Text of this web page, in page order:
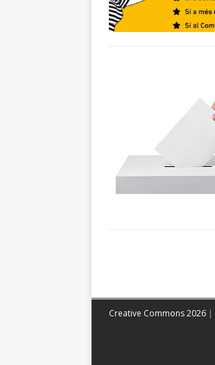
Creative Commons 2026 |